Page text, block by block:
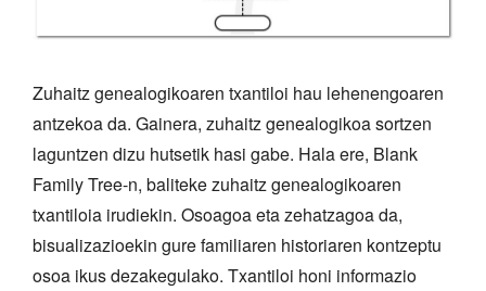
Zuhaitz genealogikoaren txantiloi hau lehenengoaren
antzekoa da. Gainera, zuhaitz genealogikoa sortzen
laguntzen dizu hutsetik hasi gabe. Hala ere, Blank
Family Tree-n, baliteke zuhaitz genealogikoaren
txantiloia irudiekin. Osoagoa eta zehatzagoa da,
bisualizazioekin gure familiaren historiaren kontzeptu
osoa ikus dezakegulako. Txantiloi honi informazio